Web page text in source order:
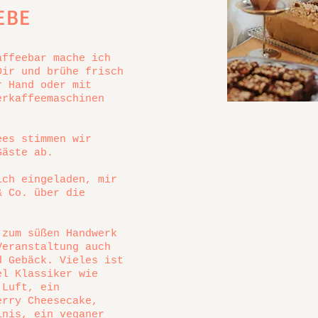
mache ich
und brühe frisch
Hand oder mit
stimmen wir
ab.
eingeladen, mir
Co. über die
süßen Handwerk
auch
Gebäck. Vieles ist
Klassiker wie
Luft, ein
Cheesecake,
ein veganer